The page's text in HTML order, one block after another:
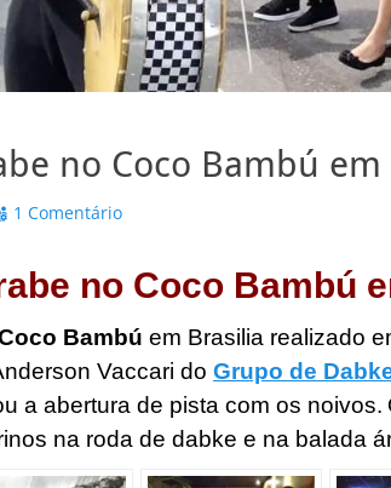
no Coco Bambú
1 Comentário
no Coco Bambú
Bambú em Brasilia realizado
Vaccari do Grupo de
a abertura de pista com os noivos.
na roda de dabke e na balada